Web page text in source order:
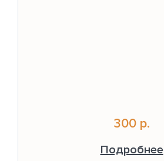
300 р.
Подробнее